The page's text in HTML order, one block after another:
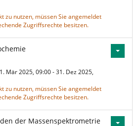
zu nutzen, müssen Sie angemeldet
Zugriffsrechte besitzen.
Mär 2025, 09:00 - 31. Dez 2025,
zu nutzen, müssen Sie angemeldet
Zugriffsrechte besitzen.
der Massenspektrometrie